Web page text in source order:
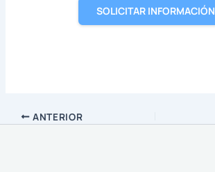
SOLICITAR INFORMACIÓN
ANTERIOR